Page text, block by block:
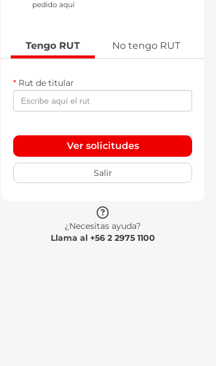
pedido aquí
Tengo RUT No tengo RUT
* Rut de titular
Ver solicitudes
Salir
¿Necesitas ayuda?
Llama al +56 2 2975 1100